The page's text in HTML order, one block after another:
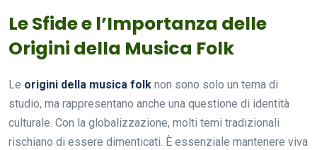
Le Sfide e l’Importanza delle
Origini della Musica Folk
Le origini della musica folk non sono solo un tema di
studio, ma rappresentano anche una questione di identità
culturale. Con la globalizzazione, molti temi tradizionali
rischiano di essere dimenticati. È essenziale mantenere viva